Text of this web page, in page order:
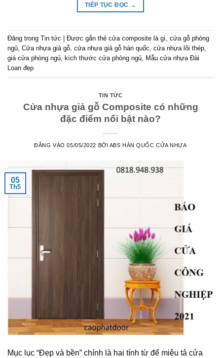
TIẾP TỤC ĐỌC →
Đăng trong Tin tức Được gắn thẻ cửa composite là gì, cửa gỗ phòng
ngủ, Cửa nhựa giả gỗ, cửa nhựa giả gỗ hàn quốc, cửa nhựa lõi thép,
giá cửa phòng ngủ, kích thước cửa phòng ngủ, Mẫu cửa nhựa Đài
Loan đẹp
TIN TỨC
Cửa nhựa giả gỗ Composite có những
đặc điểm nổi bật nào?
ĐĂNG VÀO05/05/2022 BỞI ABS HÀN QUỐC CỬA NHỰA
05
Th5
Mục lục “Đẹp và bền” chính là hai tính từ để miêu tả cửa